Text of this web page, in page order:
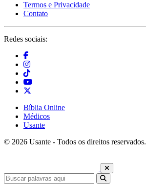
Termos e Privacidade
Contato
Redes sociais:
Bíblia Online
Médicos
Usante
© 2026 Usante - Todos os direitos reservados.